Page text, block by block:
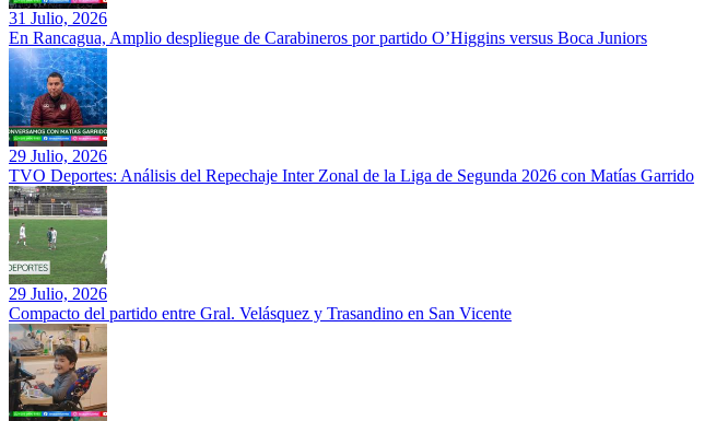
31 Julio, 2026
En Rancagua, Amplio despliegue de Carabineros por partido O’Higgins versus Boca Juniors
29 Julio, 2026
TVO Deportes: Análisis del Repechaje Inter Zonal de la Liga de Segunda 2026 con Matías Garrido
29 Julio, 2026
Compacto del partido entre Gral. Velásquez y Trasandino en San Vicente